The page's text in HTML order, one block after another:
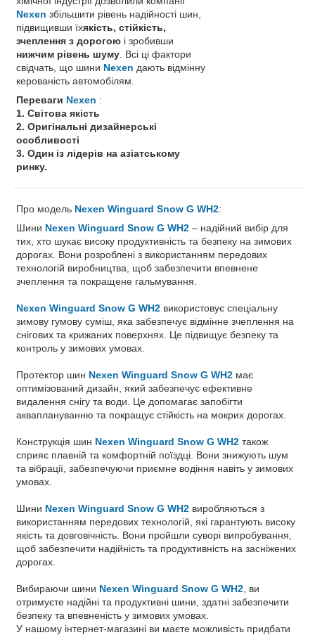
Nexen збільшити рівень надійності шин,
підвищивши їхякість, стійкість,
зчеплення з дорогою і зробивши
нижчим рівень шуму . Всі ці фактори
свідчать, що шини Nexen дають відмінну
керованість автомобілям.
Переваги Nexen :
1. Світова якість
2. Оригінальні дизайнерські
особливості
3. Один із лідерів на азіатському
ринку.
Про модель Nexen Winguard Snow G WH2:
Шини Nexen Winguard Snow G WH2 – надійний вибір для
тих, хто шукає високу продуктивність та безпеку на зимових
дорогах. Вони розроблені з використанням передових
технологій виробництва, щоб забезпечити впевнене
зчеплення та покращене гальмування.
Nexen Winguard Snow G WH2 використовує спеціальну
зимову гумову суміш, яка забезпечує відмінне зчеплення на
снігових та крижаних поверхнях. Це підвищує безпеку та
контроль у зимових умовах.
Протектор шин Nexen Winguard Snow G WH2 має
оптимізований дизайн, який забезпечує ефективне
видалення снігу та води. Це допомагає запобігти
акваплануванню та покращує стійкість на мокрих дорогах.
Конструкція шин Nexen Winguard Snow G WH2 також
сприяє плавній та комфортній поїздці. Вони знижують шум
та вібрації, забезпечуючи приємне водіння навіть у зимових
умовах.
Шини Nexen Winguard Snow G WH2 виробляються з
використанням передових технологій, які гарантують високу
якість та довговічність. Вони пройшли суворі випробування,
щоб забезпечити надійність та продуктивність на засніжених
дорогах.
Вибираючи шини Nexen Winguard Snow G WH2 , ви
отримуєте надійні та продуктивні шини, здатні забезпечити
безпеку та впевненість у зимових умовах.
У нашому інтернет-магазині ви маєте можливість придбати